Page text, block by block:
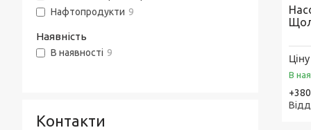
В
Живильні насоси ПЕ
Нафтопродукти 9
Наявність
В наявності 9
Контакти